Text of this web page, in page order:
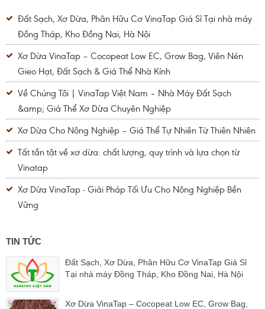
Đất Sạch, Xơ Dừa, Phân Hữu Cơ VinaTap Giá Sỉ Tại nhà máy
Đồng Tháp, Kho Đồng Nai, Hà Nội
Xơ Dừa VinaTap – Cocopeat Low EC, Grow Bag, Viên Nén
Gieo Hạt, Đất Sạch & Giá Thể Nhà Kính
Về Chúng Tôi | VinaTap Việt Nam – Nhà Máy Đất Sạch
&amp; Giá Thể Xơ Dừa Chuyên Nghiệp
Xơ Dừa Cho Nông Nghiệp – Giá Thể Tự Nhiên Từ Thiên Nhiên
Tất tần tật về xơ dừa: chất lượng, quy trình và lựa chọn từ
Vinatap
Xơ Dừa VinaTap - Giải Pháp Tối Ưu Cho Nông Nghiệp Bền
Vững
TIN TỨC
Đất Sạch, Xơ Dừa, Phân Hữu Cơ VinaTap Giá Sỉ
Tại nhà máy Đồng Tháp, Kho Đồng Nai, Hà Nội
Xơ Dừa VinaTap – Cocopeat Low EC, Grow Bag,